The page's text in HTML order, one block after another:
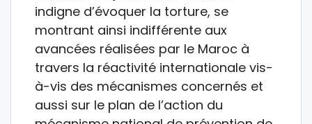
indigne d’évoquer la torture, se
montrant ainsi indifférente aux
avancées réalisées par le Maroc à
travers la réactivité internationale vis-
à-vis des mécanismes concernés et
aussi sur le plan de l’action du